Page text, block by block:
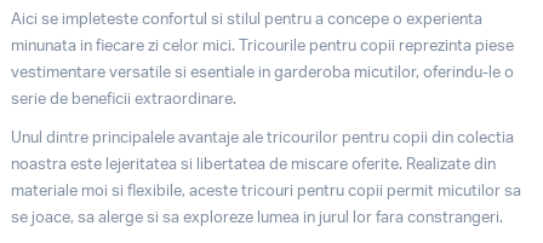
Aici se impleteste confortul si stilul pentru a concepe o experienta
minunata in fiecare zi celor mici. Tricourile pentru copii reprezinta piese
vestimentare versatile si esentiale in garderoba micutilor, oferindu-le o
serie de beneficii extraordinare.
Unul dintre principalele avantaje ale tricourilor pentru copii din colectia
noastra este lejeritatea si libertatea de miscare oferite. Realizate din
materiale moi si flexibile, aceste tricouri pentru copii permit micutilor sa
se joace, sa alerge si sa exploreze lumea in jurul lor fara constrangeri.